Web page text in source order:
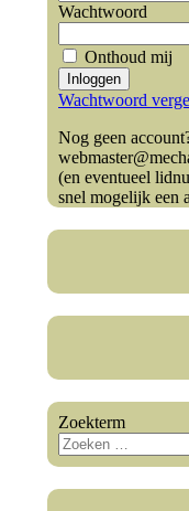
Wachtwoord
Onthoud mij
Inloggen
Wachtwoord
Nog geen
(en eventueel
snel mogelijk een
Zoekterm